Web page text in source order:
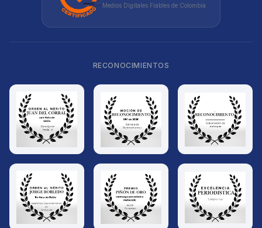
Medios Digitales Fiables de Colombia
RECONOCIMIENTOS